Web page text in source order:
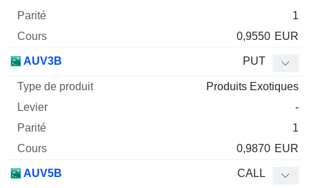
1
0,9550 EUR
AUV3B PUT
Produits Exotiques
-
1
0,9870 EUR
AUV5B CALL